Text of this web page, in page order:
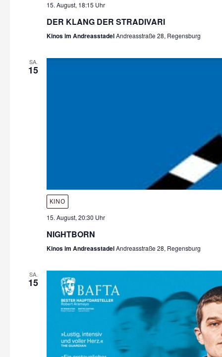
15. August, 18:15 Uhr
DER KLANG DER STRADIVARI
Kinos im AndreasstadelAndreasstraße 28, Regensburg
SA.
15
KINO
15. August, 20:30 Uhr
NIGHTBORN
Kinos im AndreasstadelAndreasstraße 28, Regensburg
SA.
15